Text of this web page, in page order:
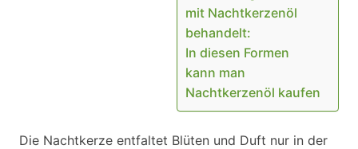
mit Nachtkerzenöl
behandelt:
In diesen Formen
kann man
Nachtkerzenöl kaufen
Die Nachtkerze entfaltet Blüten und Duft nur in der